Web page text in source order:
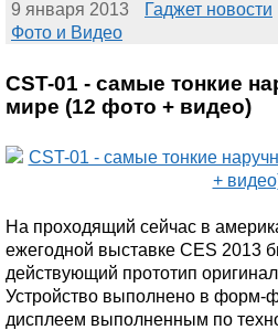
9 января 2013
Гаджет новости
Фото и Видео
CST-01 - самые тонкие
мире (12 фото + видео)
На проходящий сейчас в
ежегодной выставке CES 2013
действующий прототип
Устройство выполнено в форм-
дисплеем выполненным по